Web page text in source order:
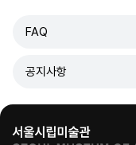
FAQ
공지사항